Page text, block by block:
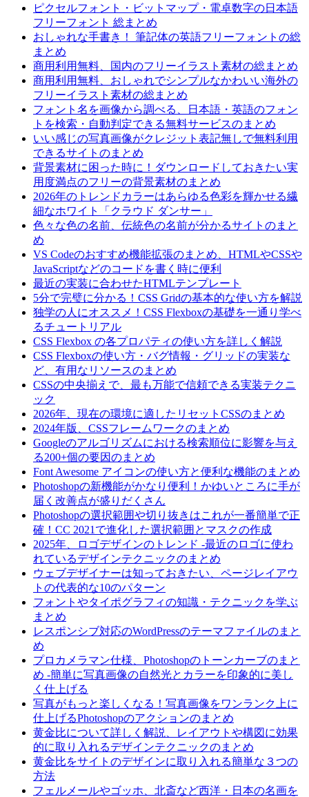
ピクセルフォント・ビットマップ・電卓数字の日本語
フリーフォント 総まとめ
おしゃれな手書き！ 筆記体の英語フリーフォントの総
まとめ
商用利用無料、国内のフリーイラスト素材の総まとめ
商用利用無料、おしゃれでシンプルなかわいい海外の
フリーイラスト素材の総まとめ
フォント名を画像から調べる、日本語・英語のフォン
トを検索・自動判定できる無料サービスのまとめ
いい感じの写真画像がクレジット表記無しで無料利用
できるサイトのまとめ
背景素材に困った時に！ダウンロードしておきたい実
用度満点のフリーの背景素材のまとめ
2026年のトレンドカラーはあらゆる色彩を輝かせる繊
細なホワイト「クラウド ダンサー」
色々な色の名前、伝統色の名前が分かるサイトのまと
め
VS Codeのおすすめ機能拡張のまとめ、HTMLやCSSや
JavaScriptなどのコードを書く時に便利
最近の実装に合わせたHTMLテンプレート
5分で完璧に分かる！CSS Gridの基本的な使い方を解説
独学の人にオススメ！CSS Flexboxの基礎を一通り学べ
るチュートリアル
CSS Flexbox の各プロパティの使い方を詳しく解説
CSS Flexboxの使い方・バグ情報・グリッドの実装な
ど、有用なリソースのまとめ
CSSの中央揃えで、最も万能で信頼できる実装テクニ
ック
2026年、現在の環境に適したリセットCSSのまとめ
2024年版、CSSフレームワークのまとめ
Googleのアルゴリズムにおける検索順位に影響を与え
る200+個の要因のまとめ
Font Awesome アイコンの使い方と便利な機能のまとめ
Photoshopの新機能がかなり便利！かゆいところに手が
届く改善点が盛りだくさん
Photoshopの選択範囲や切り抜きはこれが一番簡単で正
確！CC 2021で進化した選択範囲とマスクの作成
2025年、ロゴデザインのトレンド -最近のロゴに使わ
れているデザインテクニックのまとめ
ウェブデザイナーは知っておきたい、ページレイアウ
トの代表的な10のパターン
フォントやタイポグラフィの知識・テクニックを学ぶ
まとめ
レスポンシブ対応のWordPressのテーマファイルのまと
め
プロカメラマン仕様、Photoshopのトーンカーブのまと
め -簡単に写真画像の自然光とカラーを印象的に美し
く仕上げる
写真がもっと楽しくなる！写真画像をワンランク上に
仕上げるPhotoshopのアクションのまとめ
黄金比について詳しく解説、レイアウトや構図に効果
的に取り入れるデザインテクニックのまとめ
黄金比をサイトのデザインに取り入れる簡単な３つの
方法
フェルメールやゴッホ、北斎など西洋・日本の名画を